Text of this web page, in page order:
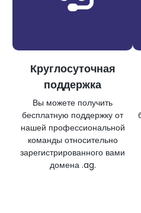
Круглосуточная
поддержка
Вы можете получить
бесплатную поддержку от
нашей профессиональной
команды относительно
зарегистрированного вами
домена .ag.